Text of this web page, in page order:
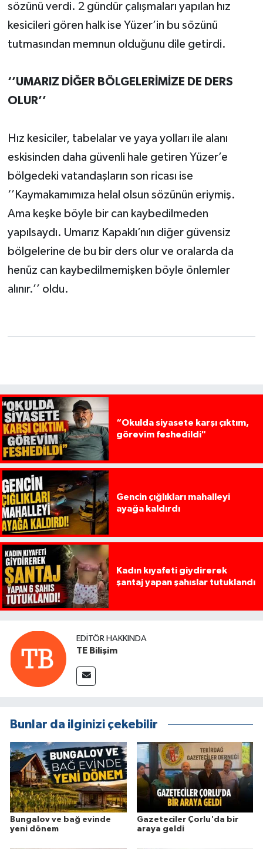
sözünü verdi. 2 gündür çalışmaları yapılan hız
kesicileri gören halk ise Yüzer’in bu sözünü
tutmasından memnun olduğunu dile getirdi.
‘’UMARIZ DİĞER BÖLGELERİMİZE DE DERS
OLUR’’
Hız kesiciler, tabelalar ve yaya yolları ile alanı
eskisinden daha güvenli hale getiren Yüzer’e
bölgedeki vatandaşların son ricası ise
‘’Kaymakamımıza helal olsun sözünün eriymiş.
Ama keşke böyle bir can kaybedilmeden
yapılsaydı. Umarız Kapaklı’nın diğer güvensiz
bölgelerine de bu bir ders olur ve oralarda da
henüz can kaybedilmemişken böyle önlemler
alınır.’’ oldu.
“Okulda siyasete karşı çıktım,
görevim feshedildi"
Gencin çığlıkları mahalleyi
ayağa kaldırdı
Kadın kıyafeti giydirerek
şantaj yapan şahıslar tutuklandı
EDITÖR HAKKINDA
TE Bilişim
Bunlar da ilginizi çekebilir
Bungalov ve bağ evinde
yeni dönem
Gazeteciler Çorlu'da bir
araya geldi